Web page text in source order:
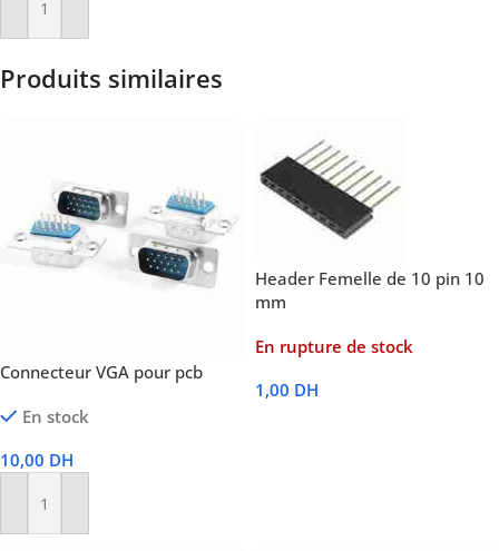
Ajouter Au Panier
Produits similaires
Connecteur VGA pour pcb
En stock
10,00 DH
Ajouter Au Panier
Header Femelle de 10 pin 10
mm
En rupture de stock
1,00 DH